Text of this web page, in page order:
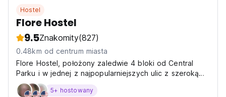
Hostel
Flore Hostel
9.5Znakomity(827)
0.48km od centrum miasta
Flore Hostel, położony zaledwie 4 bloki od Central
Parku i w jednej z najpopularniejszych ulic z szeroką
gamą restauracji i barów.
5+ hostowany